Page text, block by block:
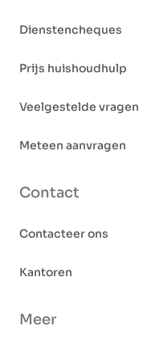
Dienstencheques
Prijs huishoudhulp
Veelgestelde vragen
Meteen aanvragen
Contact
Contacteer ons
Kantoren
Meer